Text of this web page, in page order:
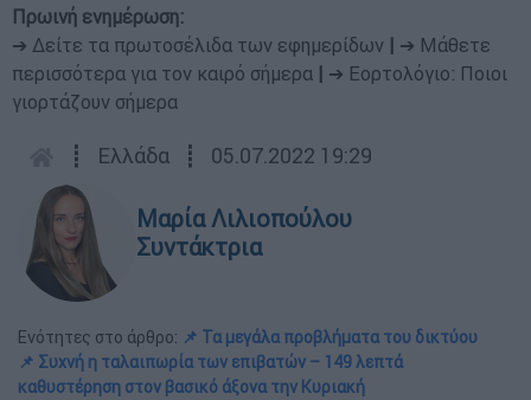
Πρωινή ενημέρωση:
➔ Δείτε τα πρωτοσέλιδα των εφημερίδων
➔ Μάθετε
περισσότερα για τον καιρό σήμερα
➔ Εορτολόγιο: Ποιοι
γιορτάζουν σήμερα
┋ Ελλάδα ┋ 05.07.2022 19:29
Μαρία Λιλιοπούλου
Συντάκτρια
Ενότητες στο άρθρο: 📌 Τα μεγάλα προβλήματα του δικτύου
📌 Συχνή η ταλαιπωρία των επιβατών – 149 λεπτά
καθυστέρηση στον βασικό άξονα την Κυριακή